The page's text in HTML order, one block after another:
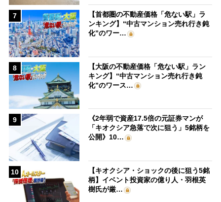
7
【首都圏の不動産価格「危ない駅」ラ
ンキング】“中古マンション売れ行き鈍
化”のワー…
8
【大阪の不動産価格「危ない駅」ラン
キング】“中古マンション売れ行き鈍
化”のワース…
9
《2年弱で資産17.5倍の元証券マンが
「キオクシア急落で次に狙う」5銘柄を
公開》10…
10
【キオクシア・ショックの後に狙う5銘
柄】イベント投資家の億り人・羽根英
樹氏が厳…